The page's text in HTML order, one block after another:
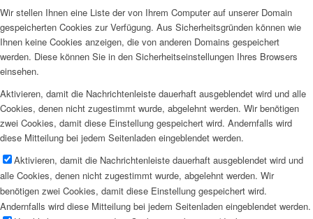
Wir stellen Ihnen eine Liste der von Ihrem Computer auf unserer Domain
gespeicherten Cookies zur Verfügung. Aus Sicherheitsgründen können wie
Ihnen keine Cookies anzeigen, die von anderen Domains gespeichert
werden. Diese können Sie in den Sicherheitseinstellungen Ihres Browsers
einsehen.
Aktivieren, damit die Nachrichtenleiste dauerhaft ausgeblendet wird und alle
Cookies, denen nicht zugestimmt wurde, abgelehnt werden. Wir benötigen
zwei Cookies, damit diese Einstellung gespeichert wird. Andernfalls wird
diese Mitteilung bei jedem Seitenladen eingeblendet werden.
Aktivieren, damit die Nachrichtenleiste dauerhaft ausgeblendet wird und
alle Cookies, denen nicht zugestimmt wurde, abgelehnt werden. Wir
benötigen zwei Cookies, damit diese Einstellung gespeichert wird.
Andernfalls wird diese Mitteilung bei jedem Seitenladen eingeblendet werden.